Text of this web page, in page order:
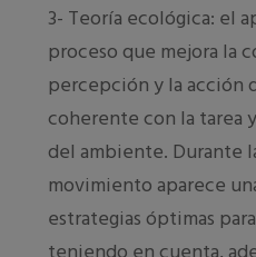
3- Teoría ecológica: el
proceso que mejora la
percepción y la acción
coherente con la tarea
del ambiente. Durante
movimiento aparece
estrategias óptimas